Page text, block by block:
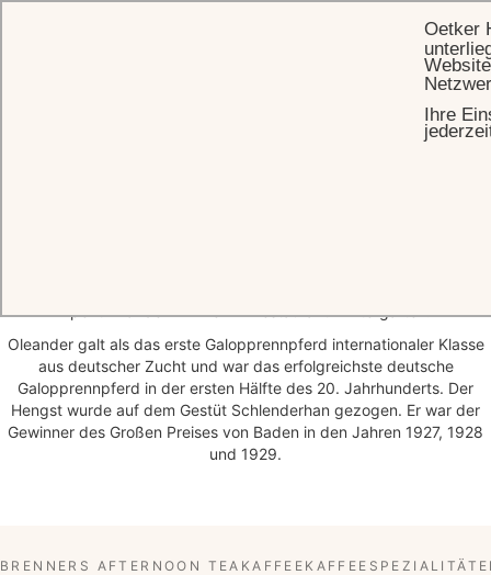
Aperitif vor dem Dinner im Restaurant Wintergarten.
Oleander galt als das erste Galopprennpferd internationaler Klasse
aus deutscher Zucht und war das erfolgreichste deutsche
Galopprennpferd in der ersten Hälfte des 20. Jahrhunderts. Der
Hengst wurde auf dem Gestüt Schlenderhan gezogen. Er war der
Gewinner des Großen Preises von Baden in den Jahren 1927, 1928
und 1929.
BRENNERS AFTERNOON TEA KAFFEE
Oetker
Ihre